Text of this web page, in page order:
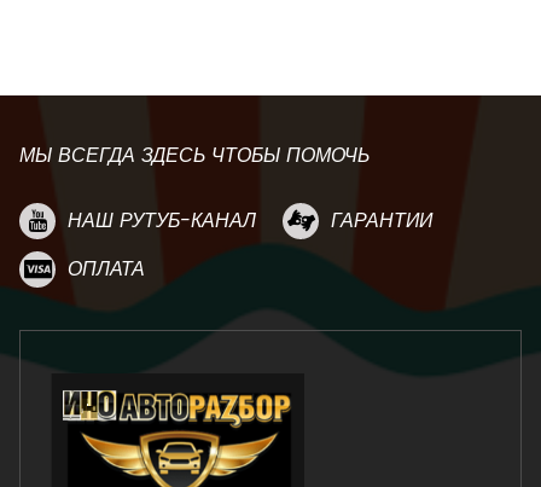
МЫ ВСЕГДА ЗДЕСЬ ЧТОБЫ ПОМОЧЬ
НАШ РУТУБ-КАНАЛ
ГАРАНТИИ
ОПЛАТА